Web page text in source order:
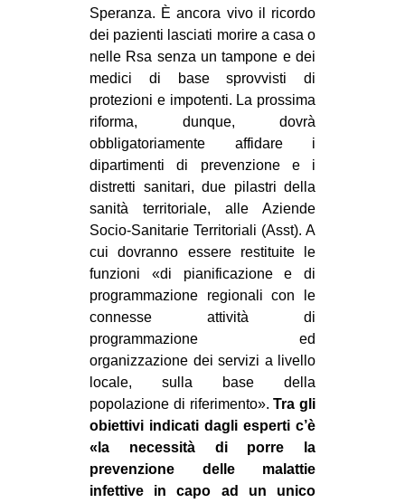
Speranza. È ancora vivo il ricordo
dei pazienti lasciati morire a casa o
nelle Rsa senza un tampone e dei
medici di base sprovvisti di
protezioni e impotenti. La prossima
riforma, dunque, dovrà
obbligatoriamente affidare i
dipartimenti di prevenzione e i
distretti sanitari, due pilastri della
sanità territoriale, alle Aziende
Socio-Sanitarie Territoriali (Asst). A
cui dovranno essere restituite le
funzioni «di pianificazione e di
programmazione regionali con le
connesse attività di
programmazione ed
organizzazione dei servizi a livello
locale, sulla base della
popolazione di riferimento».Tra gli
obiettivi indicati dagli esperti c’è
«la necessità di porre la
prevenzione delle malattie
infettive in capo ad un unico